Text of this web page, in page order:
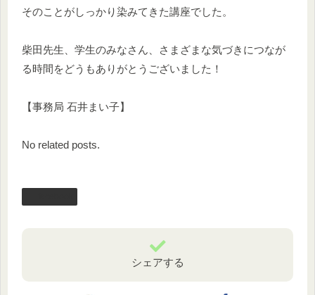
そのことがしっかり染みてきた講座でした。
柴田先生、学生のみなさん、さまざまな気づきにつなが
る時間をどうもありがとうございました！
【事務局 石井まい子】
No related posts.
シェアする